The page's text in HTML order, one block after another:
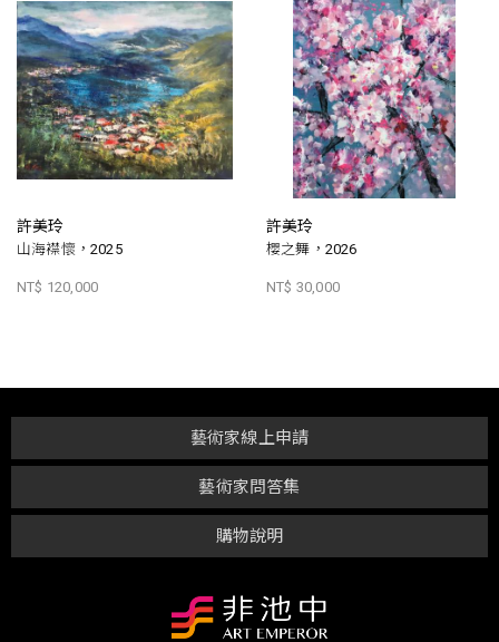
許美玲
山海襟懷，2025
NT$ 120,000
許美玲
櫻之舞，2026
NT$ 30,000
購物說明
藝術家問答集
藝術家線上申請